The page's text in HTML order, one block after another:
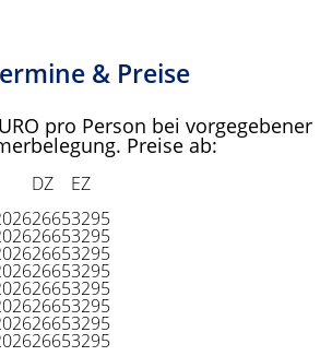
& Preise
pro Person bei vorgegebener
Preise ab:
DZ EZ
26653295
26653295
26653295
26653295
26653295
26653295
26653295
26653295